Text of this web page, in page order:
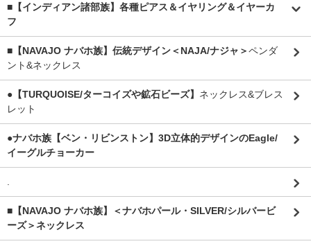
■【インディアン諸部族】各種ピアス＆イヤリング＆イヤーカ
フ
■【NAVAJO ナバホ族】伝統デザイン＜NAJA/ナジャ＞ペンダ
ント&ネックレス
●【TURQUOISE/ターコイズや鉱石ビーズ】 ネックレス&ブレス
レット
●ナバホ族【ベン・リビンストン】3D立体的デザインのEagle/
イーグルチョーカー
■【NAVAJO ナバホ族】＜ナバホパール・SILVER/シルバービ
ーズ＞ネックレス